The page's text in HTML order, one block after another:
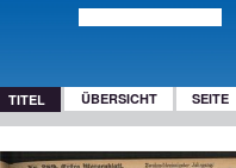
TITEL ÜBERSICHT SEITE